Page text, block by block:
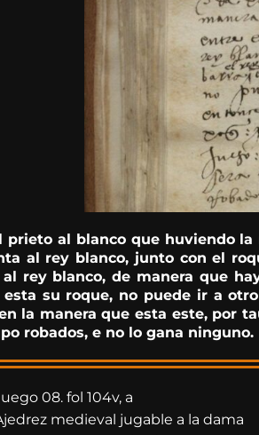
prieto al blanco que huviendo
al rey blanco, junto con el
rey blanco, de manera que
esta su roque, no puede ir a
la manera que esta este, por
robados, e no lo gana ninguno.
08. fol 104v, a
medieval jugable a la dama